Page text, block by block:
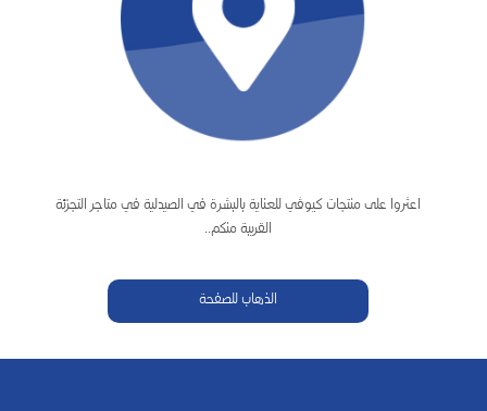
اعثروا على منتجات كيوڤي للعناية بالبشرة في الصيدلية في متاجر التجزئة
القريبة منكم..
الذهاب للصفحة